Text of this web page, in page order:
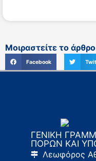
Μοιραστείτε το άρθρο
Facebook
ΓΕΝΙΚΗ
ΠΟΡΩΝ ΚΑΙ
Λεωφόρος